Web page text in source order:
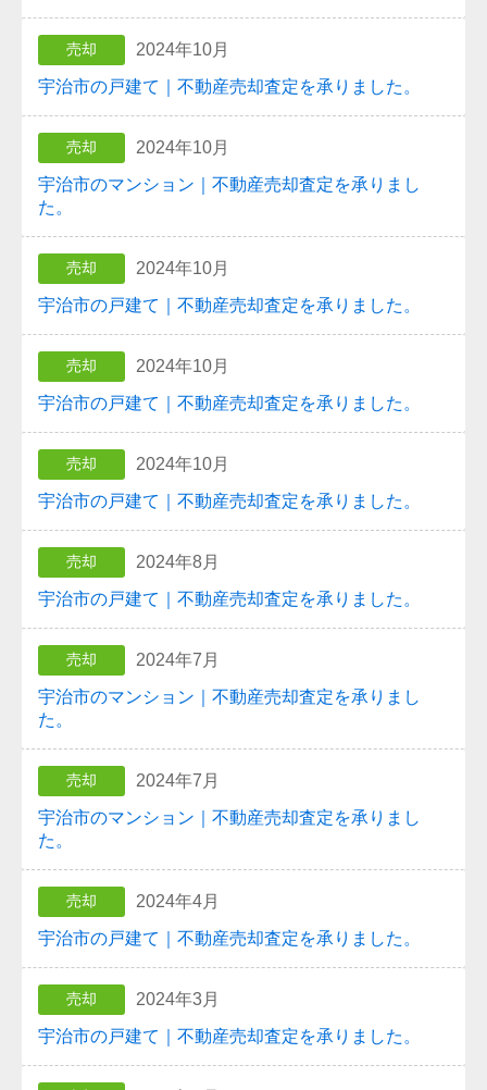
売却 2024年10月
宇治市の戸建て｜不動産売却査定を承りました。
売却 2024年10月
宇治市のマンション｜不動産売却査定を承りまし
た。
売却 2024年10月
宇治市の戸建て｜不動産売却査定を承りました。
売却 2024年10月
宇治市の戸建て｜不動産売却査定を承りました。
売却 2024年10月
宇治市の戸建て｜不動産売却査定を承りました。
売却 2024年8月
宇治市の戸建て｜不動産売却査定を承りました。
売却 2024年7月
宇治市のマンション｜不動産売却査定を承りまし
た。
売却 2024年7月
宇治市のマンション｜不動産売却査定を承りまし
た。
売却 2024年4月
宇治市の戸建て｜不動産売却査定を承りました。
売却 2024年3月
宇治市の戸建て｜不動産売却査定を承りました。